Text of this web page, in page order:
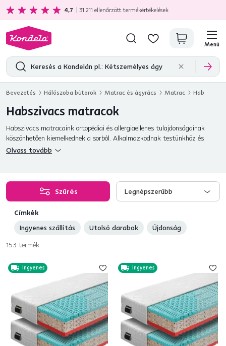
Ajándékot kap minden 80 000 Ft feletti vásárlás mellé.
4,7 31 211 ellenőrzött termékértékelések
Menü
Bevezetés Hálószoba bútorok Matrac és ágyrács Matrac Hab
Habszivacs matracok
Habszivacs matracaink ortopédiai és allergiaellenes tulajdonságainak
köszönhetően kiemelkednek a sorból. Alkalmazkodnak testünkhöz és
megfelelően támasztják a hátgerincünket. Különböző keménységű
Olvass tovább
Szűrés Legnépszerűbb
Címkék
Ingyenes szállítás
Utolsó darabok
Újdonság
153 termék
Ingyenes Ingyenes